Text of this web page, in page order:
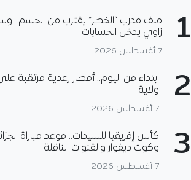
1
ملف مدرب “الخضر” يقترب من الحسم..
زاوي يدخل الحسابات
7 أغسطس 2026
2
ولاية
7 أغسطس 2026
3
كأس إفريقيا للسيدات.. موعد مباراة
وكوت ديفوار والقنوات الناقلة
7 أغسطس 2026